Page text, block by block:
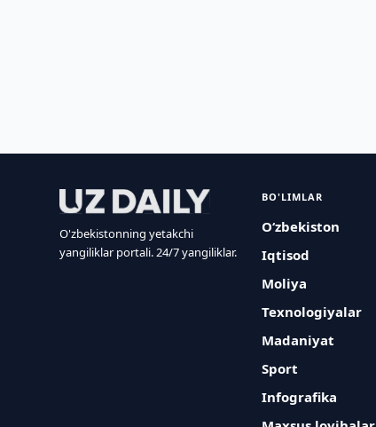
O'zbekistonning yetakchi
yangiliklar portali. 24/7 yangiliklar.
BO'LIMLAR
O‘zbekiston
Iqtisod
Moliya
Texnologiyalar
Madaniyat
Sport
Infografika